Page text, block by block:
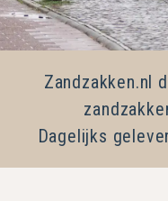
OVER ONS
Zandzakken.nl
Dagelijks